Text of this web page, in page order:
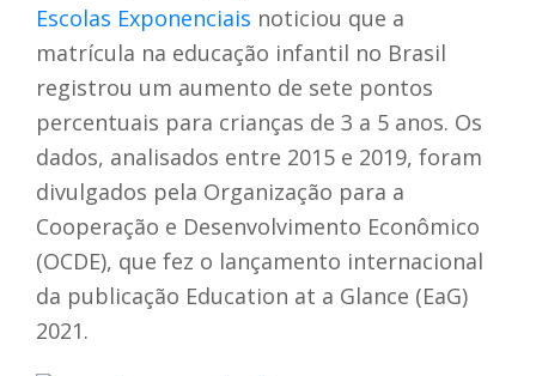
Escolas Exponenciais noticiou que a
matrícula na educação infantil no Brasil
registrou um aumento de sete pontos
percentuais para crianças de 3 a 5 anos. Os
dados, analisados entre 2015 e 2019, foram
divulgados pela Organização para a
Cooperação e Desenvolvimento Econômico
(OCDE), que fez o lançamento internacional
da publicação Education at a Glance (EaG)
2021.